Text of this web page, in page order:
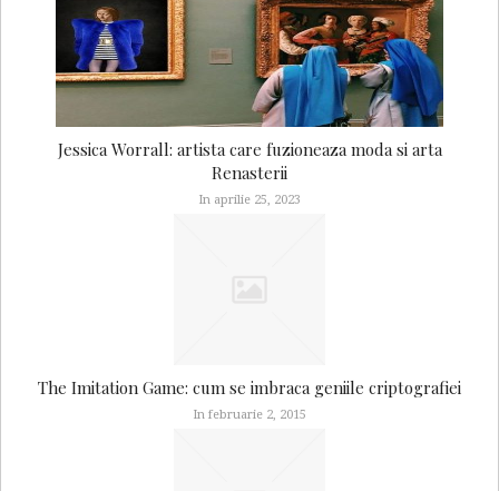
Jessica Worrall: artista care fuzioneaza moda si arta
Renasterii
In aprilie 25, 2023
The Imitation Game: cum se imbraca geniile criptografiei
In februarie 2, 2015